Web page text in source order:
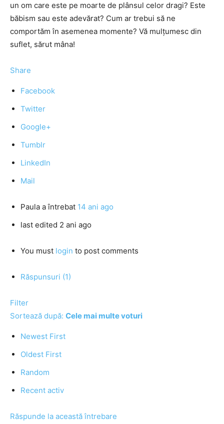
un om care este pe moarte de plânsul celor dragi? Este
băbism sau este adevărat? Cum ar trebui să ne
comportăm în asemenea momente? Vă mulţumesc din
suflet, sărut mâna!
Share
Facebook
Twitter
Google+
Tumblr
LinkedIn
Mail
Paula a întrebat 14 ani ago
last edited 2 ani ago
You must login to post comments
Răspunsuri (1)
Filter
Sortează după: Cele mai multe voturi
Newest First
Oldest First
Random
Recent activ
Răspunde la această întrebare